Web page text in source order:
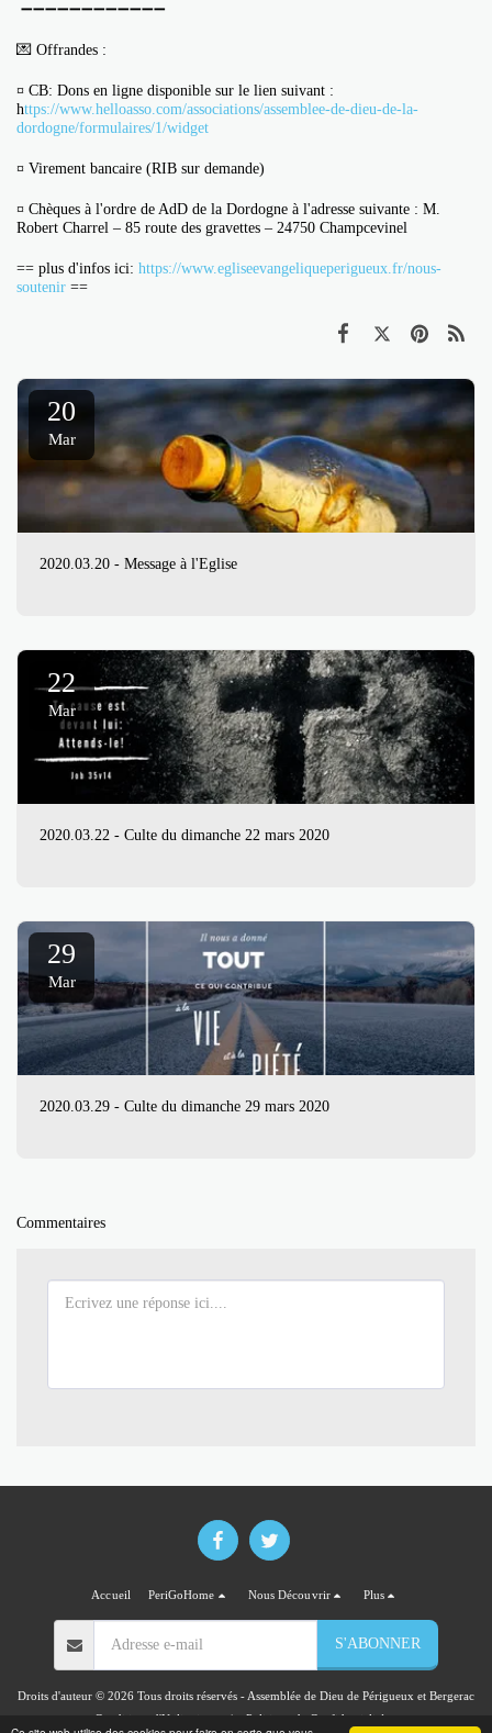
➖➖➖➖➖➖➖➖➖➖➖➖
💌 Offrandes :
¤ CB: Dons en ligne disponible sur le lien suivant :
https://www.helloasso.com/associations/assemblee-de-dieu-de-la-
dordogne/formulaires/1/widget
¤ Virement bancaire (RIB sur demande)
¤ Chèques à l'ordre de AdD de la Dordogne à l'adresse suivante : M.
Robert Charrel – 85 route des gravettes – 24750 Champcevinel
== plus d'infos ici: https://www.egliseevangeliqueperigueux.fr/nous-
soutenir ==
20
Mar
2020.03.20 - Message à l'Eglise
22
Mar
2020.03.22 - Culte du dimanche 22 mars 2020
29
Mar
2020.03.29 - Culte du dimanche 29 mars 2020
Commentaires
Accueil PeriGoHome Nous Découvrir Plus
S'ABONNER
Droits d'auteur © 2026 Tous droits réservés - Assemblée de Dieu de Périgueux et Bergerac
Conditions d'Utilisations
| Politique de Confidentialité